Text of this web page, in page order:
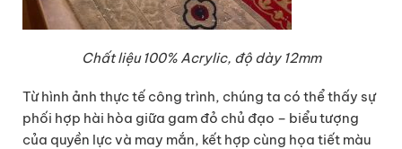
Chất liệu 100% Acrylic, độ dày 12mm
Từ hình ảnh thực tế công trình, chúng ta có thể thấy sự
phối hợp hài hòa giữa gam đỏ chủ đạo – biểu tượng
của quyền lực và may mắn, kết hợp cùng họa tiết màu